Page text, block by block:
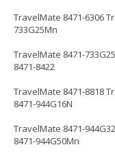
TravelMate 8471-6306
733G25Mn
TravelMate 8471-
8471-8422
TravelMate 8471-8818
8471-944G16N
TravelMate 8471-
8471-944G50Mn